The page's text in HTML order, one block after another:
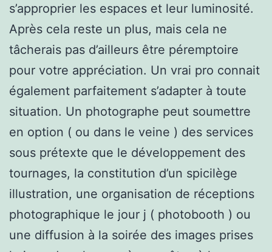
s’approprier les espaces et leur luminosité.
Après cela reste un plus, mais cela ne
tâcherais pas d’ailleurs être péremptoire
pour votre appréciation. Un vrai pro connait
également parfaitement s’adapter à toute
situation. Un photographe peut soumettre
en option ( ou dans le veine ) des services
sous prétexte que le développement des
tournages, la constitution d’un spicilège
illustration, une organisation de réceptions
photographique le jour j ( photobooth ) ou
une diffusion à la soirée des images prises